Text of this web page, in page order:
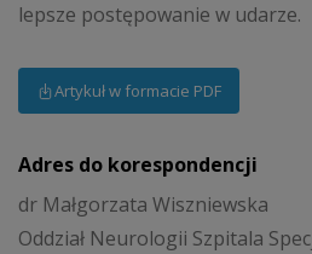
lepsze postępowanie w udarze.
Artykuł w formacie PDF
Adres do korespondencji
dr Małgorzata Wiszniewska
Oddział Neurologii Szpitala